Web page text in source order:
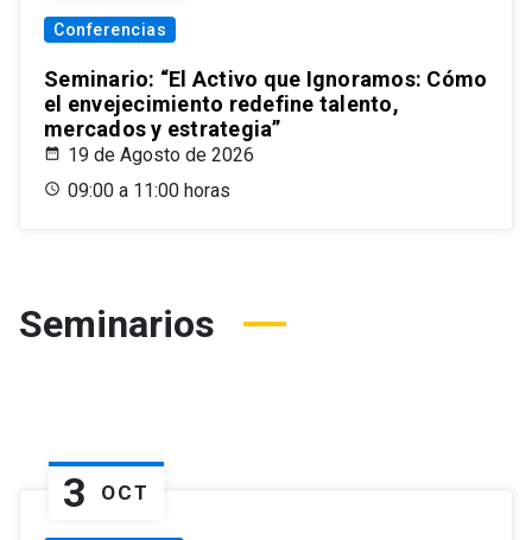
Conferencias
Seminario: “El Activo que Ignoramos: Cómo
el envejecimiento redefine talento,
mercados y estrategia”
19 de Agosto de 2026
09:00 a 11:00 horas
Seminarios
3 OCT